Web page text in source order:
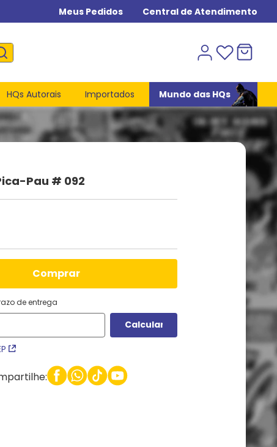
Meus Pedidos Central de Atendimento
HQs Autorais Importados Mundo das HQs
Pau # 092
comprar
de entrega